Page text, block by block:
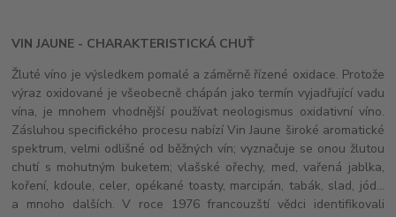
VIN JAUNE - CHARAKTERISTICKÁ CHUŤ
Žluté víno je výsledkem pomalé a záměrně řízené oxidace. Protože
výraz oxidované je všeobecně chápán jako termín vyjadřující vadu
vína, je mnohem vhodnější používat neologismus oxidativní víno.
Zásluhou specifického procesu nabízí Vin Jaune široké aromatické
spektrum, velmi odlišné od běžných vín; vyznačuje se onou žlutou
chutí s mohutným buketem; vlašské ořechy, med, vařená jablka,
koření, kdoule, celer, opékané toasty, marcipán, tabák, slad, jód...
a mnoho dalších. V roce 1976 francouzští vědci identifikovali